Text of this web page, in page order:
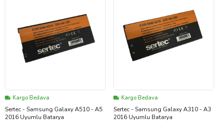
Kargo Bedava
Sertec - Samsung Galaxy A510 - A5
2016 Uyumlu Batarya
Kargo Bedava
Sertec - Samsung Galaxy A310 - A3
2016 Uyumlu Batarya